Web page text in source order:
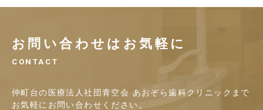
お問い合わせはお気軽に
CONTACT
仲町台の医療法人社団青空会 あおぞら歯科クリニックまで
お気軽にお問い合わせください。